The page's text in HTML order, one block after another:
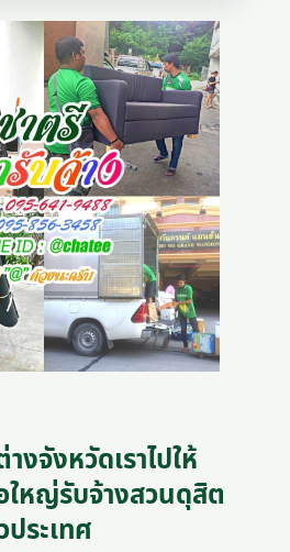
งจังหวัดเราไปให้
ใหญ่รับจ้างสวนดุสิต
ประเทศ